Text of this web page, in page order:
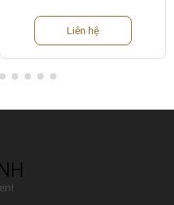
Liên hệ